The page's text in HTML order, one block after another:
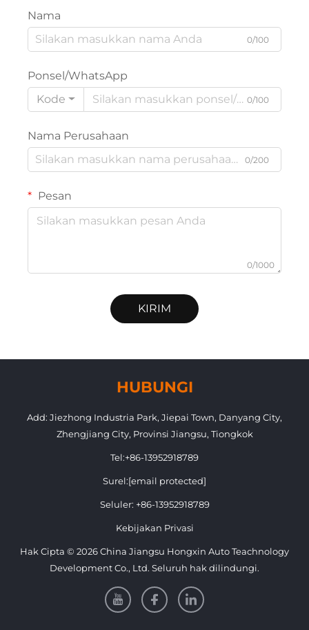
Nama
0/100
Ponsel/WhatsApp
Kode
0/100
Nama Perusahaan
0/200
Pesan
0/1000
KIRIM
HUBUNGI
Add: Jiezhong Industria Park, Jiepai Town, Danyang City,
Zhengjiang City, Provinsi Jiangsu, Tiongkok
Tel:+86-13952918789
Surel:[email protected]
Seluler: +86-13952918789
Kebijakan Privasi
Hak Cipta © 2026 China Jiangsu Hongxin Auto Teachnology
Development Co., Ltd. Seluruh hak dilindungi.